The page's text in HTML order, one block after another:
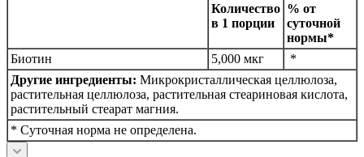
Количество
в 1 порции
% от
суточной
нормы*
Биотин
5,000 мкг
*
Другие ингредиенты: Микрокристаллическая целлюлоза,
растительная целлюлоза, растительная стеариновая кислота,
растительный стеарат магния.
* Суточная норма не определена.